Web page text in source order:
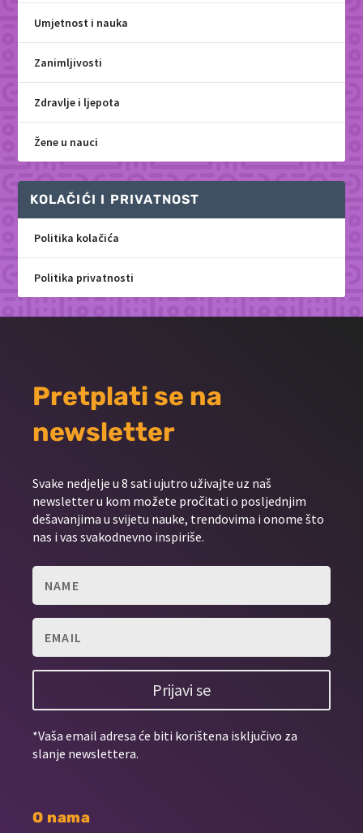
Umjetnost i nauka
Zanimljivosti
Zdravlje i ljepota
Žene u nauci
KOLAČIĆI I PRIVATNOST
Politika kolačića
Politika privatnosti
Pretplati se na
newsletter
Svake nedjelje u 8 sati ujutro uživajte uz naš
newsletter u kom možete pročitati o posljednjim
dešavanjima u svijetu nauke, trendovima i onome što
nas i vas svakodnevno inspiriše.
Prijavi se
*Vaša email adresa će biti korištena isključivo za
slanje newslettera.
O nama